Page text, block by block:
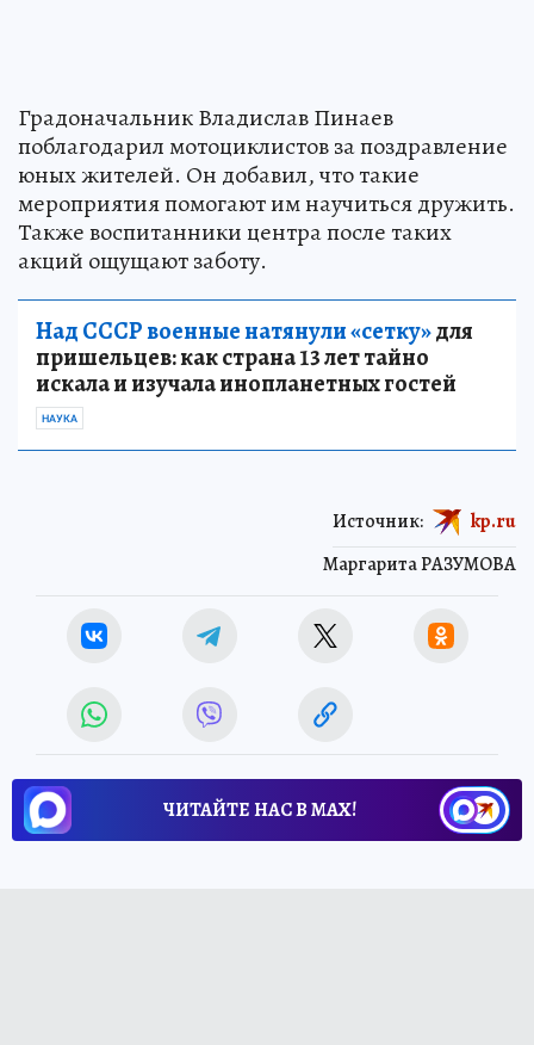
Градоначальник Владислав Пинаев
поблагодарил мотоциклистов за поздравление
юных жителей. Он добавил, что такие
мероприятия помогают им научиться дружить.
Также воспитанники центра после таких
акций ощущают заботу.
Над СССР военные натянули «сетку»для
пришельцев: как страна 13 лет тайно
искала и изучала инопланетных гостей
НАУКА
Маргарита РАЗУМОВА
Источник: kp.ru
ЧИТАЙТЕ НАС В МАХ!